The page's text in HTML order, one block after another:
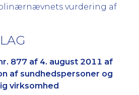
vurdering af
877 af 4. august 2011 af
af sundhedspersoner og
virksomhed